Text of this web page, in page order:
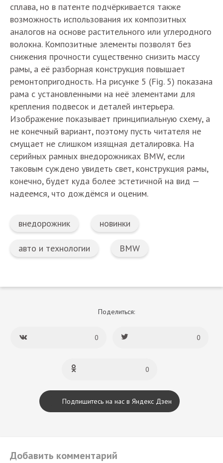
сплава, но в патенте подчёркивается также
возможность использования их композитных
аналогов на основе растительного или углеродного
волокна. Композитные элементы позволят без
снижения прочности существенно снизить массу
рамы, а её разборная конструкция повышает
ремонтопригодность. На рисунке 5 (Fig. 5) показана
рама с установленными на неё элементами для
крепления подвесок и деталей интерьера.
Изображение показывает принципиальную схему, а
не конечный вариант, поэтому пусть читателя не
смущает не слишком изящная деталировка. На
серийных рамных внедорожниках BMW, если
таковым суждено увидеть свет, конструкция рамы,
конечно, будет куда более эстетичной на вид —
надеемся, что дождёмся и оценим.
внедорожник новинки
авто и технологии BMW
Поделиться:
0 0
0
Подпишитесь на нас в Яндекс Дзен
Добавить комментарий